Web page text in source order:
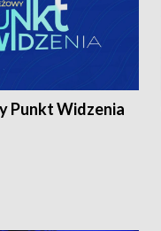
Punkt Widzenia